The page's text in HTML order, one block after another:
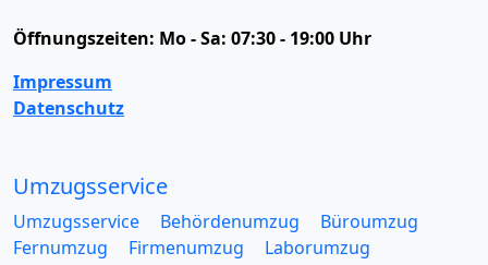
Öffnungszeiten: Mo - Sa: 07:30 - 19:00 Uhr
Impressum
Datenschutz
Umzugsservice
Umzugsservice Behördenumzug
Büroumzug
Fernumzug
Firmenumzug
Laborumzug